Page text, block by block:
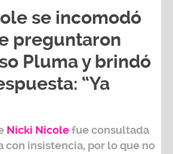
se incomodó
preguntaron
Pluma y brindó
“Ya
Nicki Nicolefue consultada
con insistencia, por lo que no